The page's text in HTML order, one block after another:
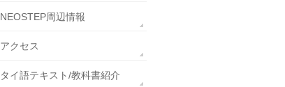
NEOSTEP周辺情報
アクセス
タイ語テキスト/教科書紹介